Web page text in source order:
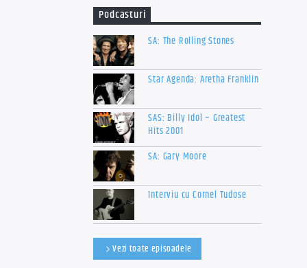
Podcasturi
SA: The Rolling Stones
Star Agenda: Aretha Franklin
SAS: Billy Idol – Greatest
Hits 2001
SA: Gary Moore
Interviu cu Cornel Tudose
Vezi toate episoadele